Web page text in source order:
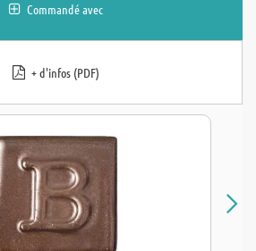
Commandé avec
+ d'infos (PDF)